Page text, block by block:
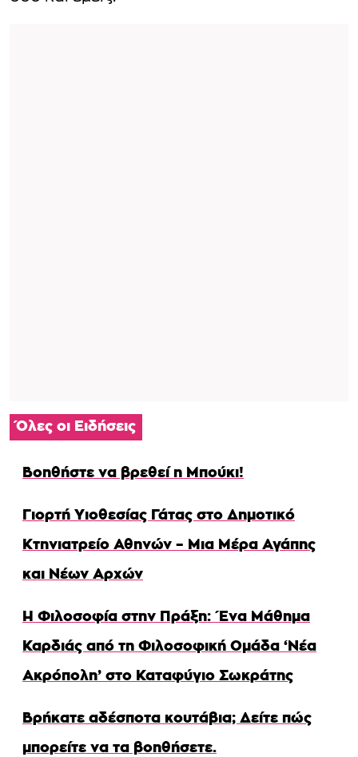
Όλες οι Ειδήσεις
Βοηθήστε να βρεθεί η Μπούκι!
Γιορτή Υιοθεσίας Γάτας στο Δημοτικό
Κτηνιατρείο Αθηνών – Μια Μέρα Αγάπης
και Νέων Αρχών
Η Φιλοσοφία στην Πράξη: Ένα Μάθημα
Καρδιάς από τη Φιλοσοφική Ομάδα ‘Νέα
Ακρόπολη’ στο Καταφύγιο Σωκράτης
Βρήκατε αδέσποτα κουτάβια; Δείτε πώς
μπορείτε να τα βοηθήσετε.